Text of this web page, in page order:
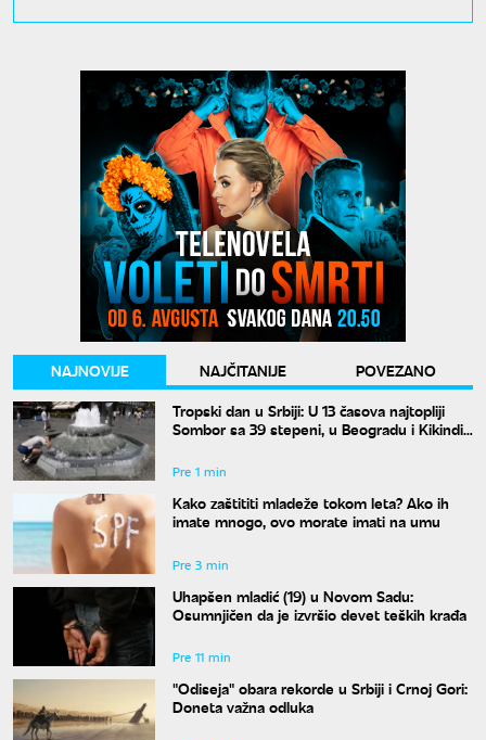
NAJNOVIJE NAJČITANIJE
POVEZANO
Tropski dan u Srbiji: U 13 časova najtopliji
Sombor sa 39 stepeni, u Beogradu i Kikindi
Pre 1 min
Kako zaštititi mladeže tokom leta? Ako ih
imate mnogo, ovo morate imati na umu
Pre 3 min
Uhapšen mladić (19) u Novom Sadu:
Osumnjičen da je izvršio devet teških krađa
Pre 11 min
"Odiseja" obara rekorde u Srbiji i Crnoj Gori:
Doneta važna odluka